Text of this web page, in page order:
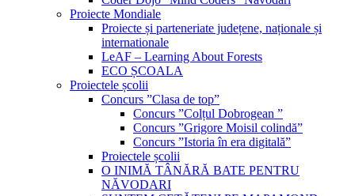
Proiecte Mondiale
Proiecte și parteneriate județene, naționale și
internationale
LeAF – Learning About Forests
ECO ȘCOALA
Proiectele școlii
Concurs ”Clasa de top”
Concurs ”Colțul Dobrogean ”
Concurs ”Grigore Moisil colindă”
Concurs ”Istoria în era digitală”
Proiectele școlii
O INIMĂ TÂNĂRĂ BATE PENTRU
NĂVODARI